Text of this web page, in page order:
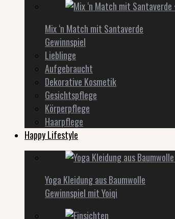
Mix ‘n Match mit Santaverde
Gewinnspiel
Lieblinge
Aufgebraucht
Dekorative Kosmetik
Gesichtspflege
Körperpflege
Haarpflege
Happy Lifestyle
Yoga Kleidung aus Baumwolle
Gewinnspiel mit Yoiqi